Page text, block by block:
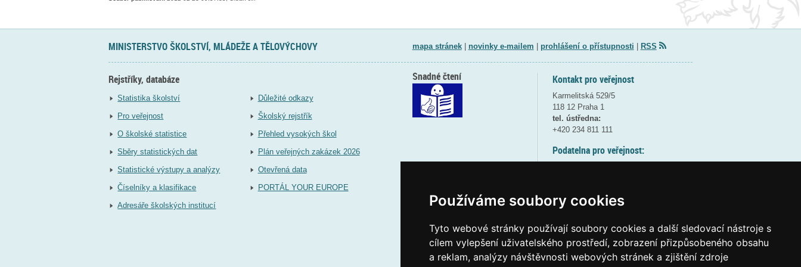
Používáme soubory cookies
Tyto webové stránky používají soubory cookies a další sledovací nástroje s
cílem vylepšení uživatelského prostředí, zobrazení přizpůsobeného obsahu
a reklam, analýzy návštěvnosti webových stránek a zjištění zdroje
MINISTERSTVO ŠKOLSTVÍ, MLÁDEŽE A TĚLOVÝCHOVY mapa stránek| novinky e-mailem prohlášení o přístupnosti RSS
Rejstříky, databáze
Statistika školství
Pro veřejnost
O školské statistice
Sběry statistických dat
Statistické výstupy a analýzy
Číselníky a klasifikace
Adresáře školských institucí
Důležité odkazy
Školský rejstřík
Přehled vysokých škol
Plán veřejných zakázek 2026
Otevřená data
PORTÁL YOUR EUROPE
Kontakt pro veřejnost
Karmelitská 529/5
118 12 Praha 1
tel. ústředna:
+420 234 811 111
Podatelna pro veřejnost:
(více informací
Elektronická podatelna:
posta@msmt.gov.cz
Snadné čtení